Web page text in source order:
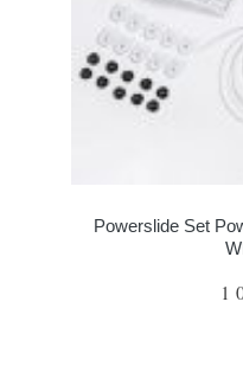
Powerslide Set
1